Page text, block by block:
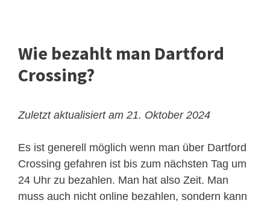
Wie bezahlt man Dartford
Crossing?
Zuletzt aktualisiert am 21. Oktober 2024
Es ist generell möglich wenn man über Dartford
Crossing gefahren ist bis zum nächsten Tag um
24 Uhr zu bezahlen. Man hat also Zeit. Man
muss auch nicht online bezahlen, sondern kann